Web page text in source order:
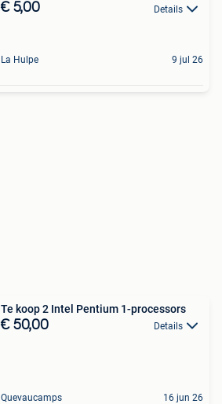
€ 5,00 Details
La Hulpe 9 jul 26
Te koop 2 Intel Pentium 1-processors
€ 50,00 Details
Quevaucamps 16 jun 26